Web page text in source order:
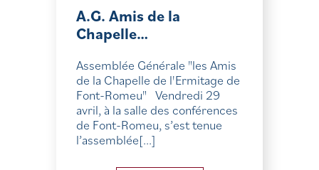
A.G. Amis de la
Chapelle…
Assemblée Générale "les Amis
de la Chapelle de l'Ermitage de
Font-Romeu" Vendredi 29
avril, à la salle des conférences
de Font-Romeu, s’est tenue
l’assemblée[...]